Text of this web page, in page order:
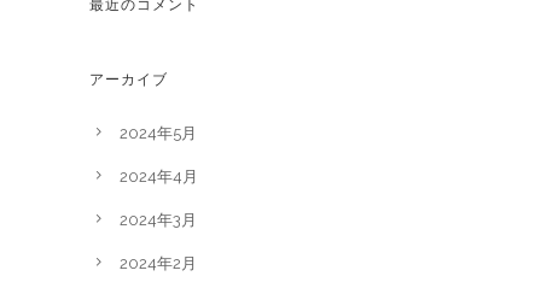
最近のコメント
アーカイブ
2024年5月
2024年4月
2024年3月
2024年2月